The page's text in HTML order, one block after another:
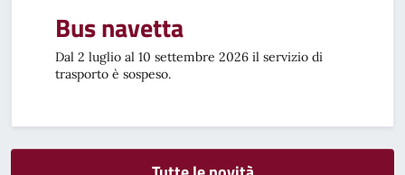
Bus navetta
Dal 2 luglio al 10 settembre 2026 il servizio di
trasporto è sospeso.